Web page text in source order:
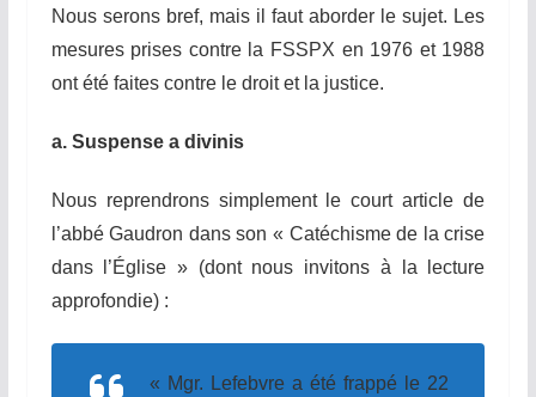
Nous serons bref, mais il faut aborder le sujet. Les
mesures prises contre la FSSPX en 1976 et 1988
ont été faites contre le droit et la justice.
a. Suspense a divinis
Nous reprendrons simplement le court article de
l’abbé Gaudron dans son « Catéchisme de la crise
dans l’Église » (dont nous invitons à la lecture
approfondie) :
« Mgr. Lefebvre a été frappé le 22